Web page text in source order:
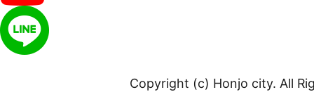
Copyright (c) Honjo city. All